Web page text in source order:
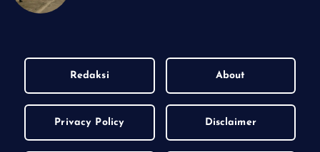
Redaksi About
Privacy Policy Disclaimer